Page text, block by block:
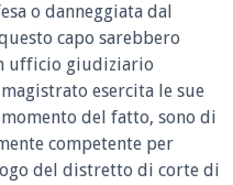
o danneggiata dal
capo sarebbero
ufficio giudiziario
esercita le sue
del fatto, sono di
competente per
del distretto di corte di